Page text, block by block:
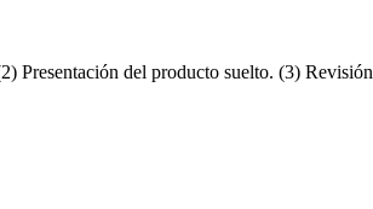
del producto suelto. (3)